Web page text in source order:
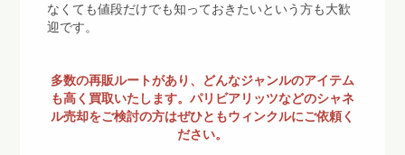
なくても値段だけでも知っておきたいという方も大歓
迎です。
多数の再販ルートがあり、どんなジャンルのアイテム
も高く買取いたします。パリビアリッツなどのシャネ
ル売却をご検討の方はぜひともウィンクルにご依頼く
ださい。